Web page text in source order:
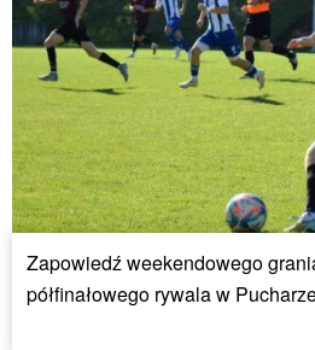
Zapowiedź weekendowego
półfinałowego rywala w